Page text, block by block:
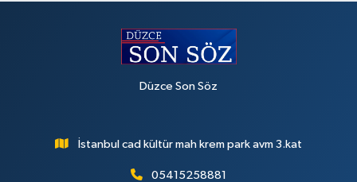
Düzce Son Söz
İstanbul cad kültür mah krem park avm 3.kat
05415258881